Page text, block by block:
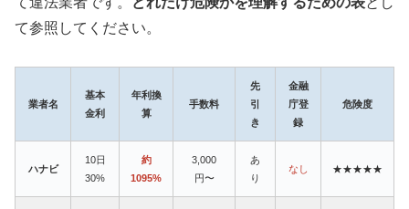
て参照してください。
業者名
基本
金利
年利換
算
手数料
先
引
き
金融
庁登
録
危険度
ハナビ
10日
30%
約
1095%
3,000
円〜
あ
り
なし ★★★★★